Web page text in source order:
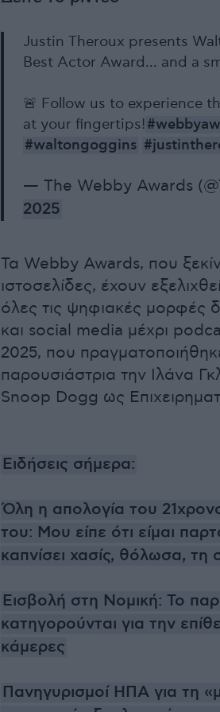
Justin Theroux presents
Best Actor Award... and a
🚨 Follow us to experience
at your fingertips!
#waltongoggins
— The Webby Awards
2025
Τα Webby Awards, που
ιστοσελίδες, έχουν
όλες τις ψηφιακές μορφές
και social media μέχρι
2025, που
παρουσιάστρια την Ιλάνα
Snoop Dogg ως
Ειδήσεις σήμερα:
Όλη η απολογία του
του: Μου είπε ότι είμαι
καπνίσει χασίς, θόλωσα, τη
Εισβολή στη Νομική: Το
κατηγορούνται για την
κάμερες
Πανηγυρισμοί ΗΠΑ για τη